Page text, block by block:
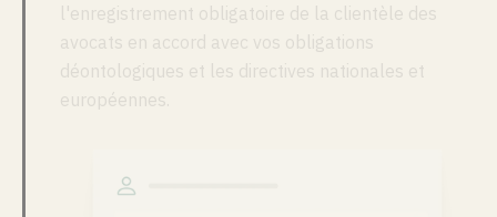
l'enregistrement obligatoire de la clientèle des
avocats en accord avec vos obligations
déontologiques et les directives nationales et
européennes.